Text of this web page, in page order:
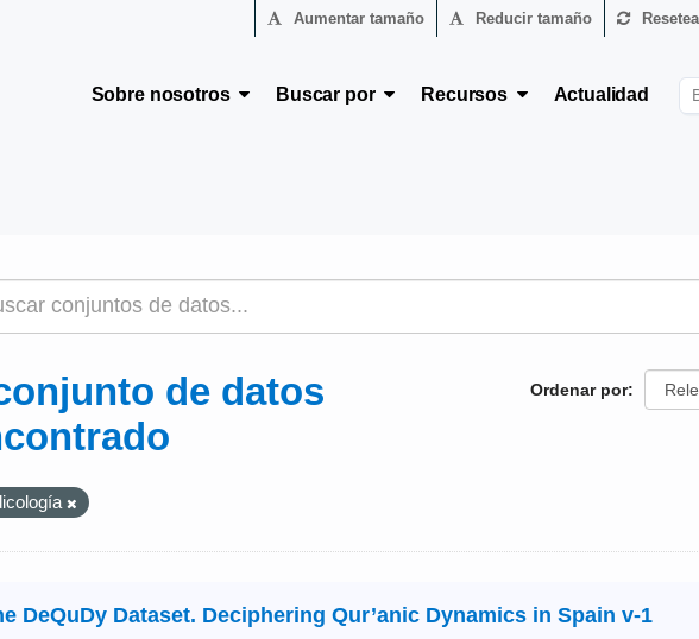
Aumentar tamaño Reducir tamaño
Sobre nosotros Buscar por Recursos Actualidad
Ordenar por
de datos
DeQuDy Dataset. Deciphering Qur’anic Dynamics in Spain v-1